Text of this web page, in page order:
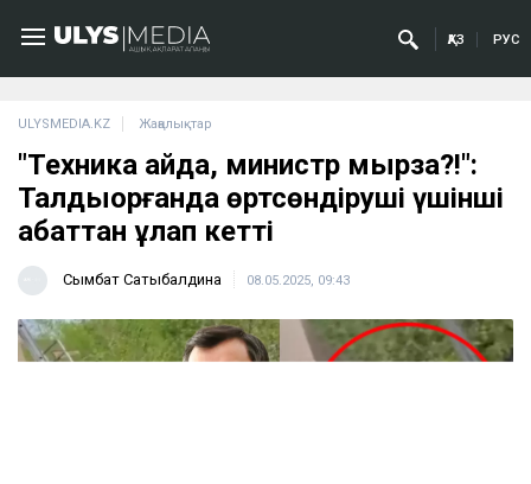
ҚАЗ РУС
ULYSMEDIA.KZ Жаңалықтар
"Техника қайда, министр мырза?!":
Талдықорғанда өртсөндіруші үшінші
қабаттан құлап кетті
Сымбат Сатыбалдина 08.05.2025, 09:43